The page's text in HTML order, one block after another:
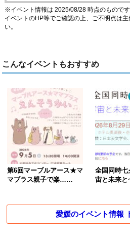
※イベント情報は 2025/08/28 時点のもので
イベントのHP等でご確認の上、ご不明点は
い。
こんなイベントもおすすめ
第6回マーブルアース★マ
マブラス親子で楽……
全国同時七
宙と未来
愛媛のイベント情報